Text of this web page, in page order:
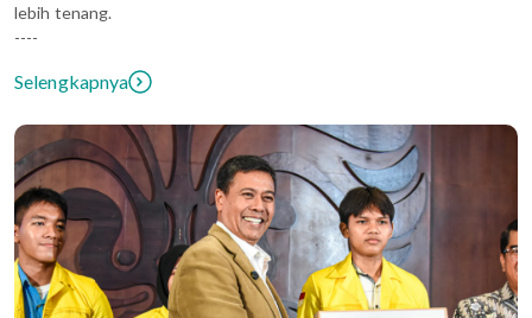
lebih tenang.
----
Selengkapnya